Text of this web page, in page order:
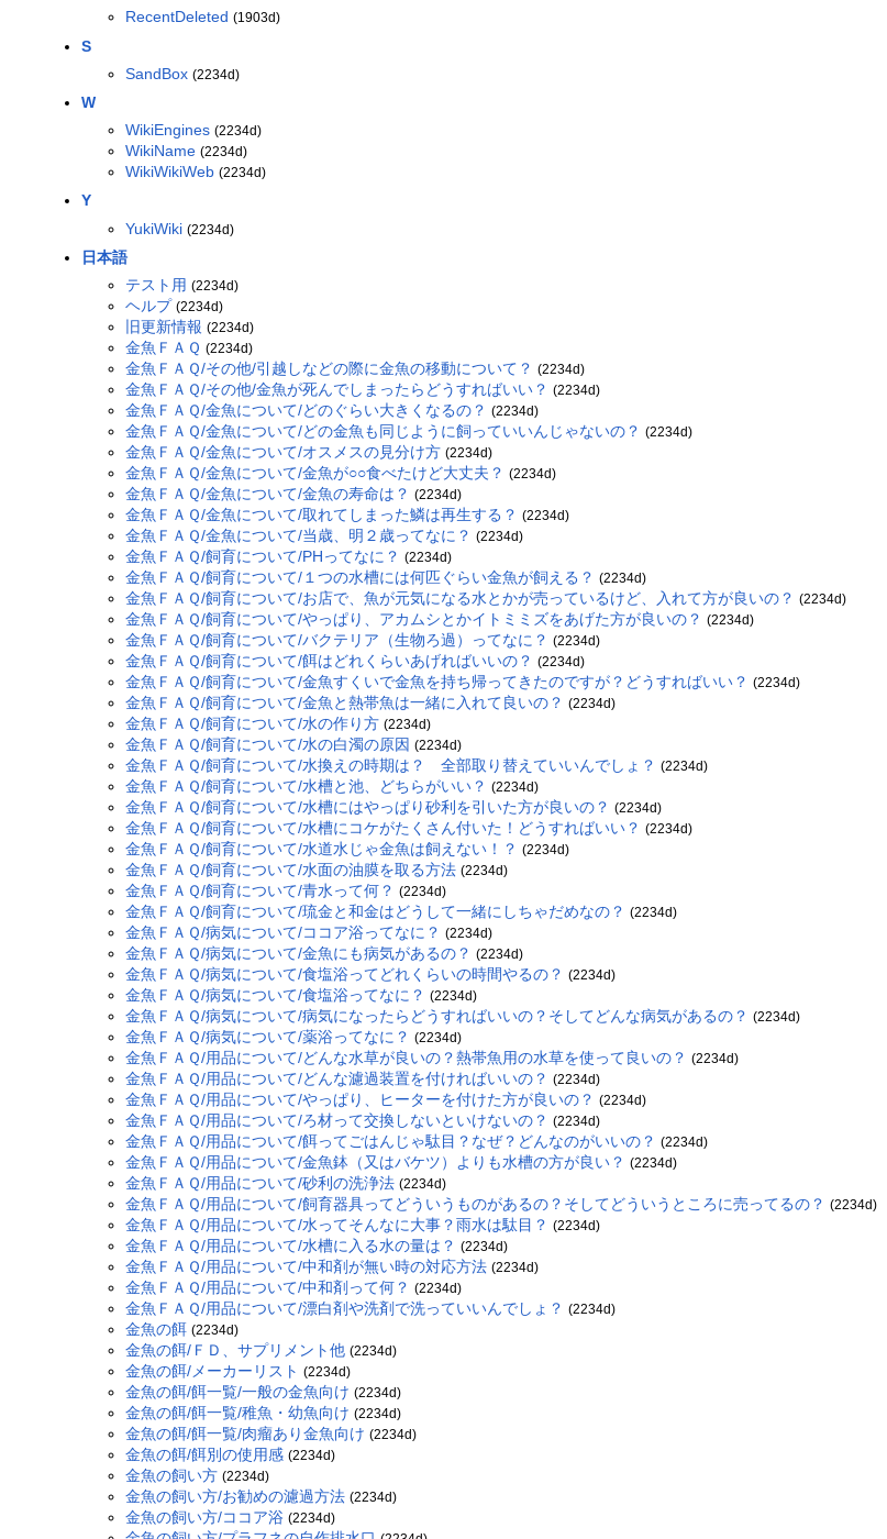
RecentDeleted (1903d)
S
SandBox (2234d)
W
WikiEngines (2234d)
WikiName (2234d)
WikiWikiWeb (2234d)
Y
YukiWiki (2234d)
日本語
テスト用 (2234d)
ヘルプ (2234d)
旧更新情報 (2234d)
金魚ＦＡＱ (2234d)
金魚ＦＡＱ/その他/引越しなどの際に金魚の移動について？ (2234d)
金魚ＦＡＱ/その他/金魚が死んでしまったらどうすればいい？ (2234d)
金魚ＦＡＱ/金魚について/どのぐらい大きくなるの？ (2234d)
金魚ＦＡＱ/金魚について/どの金魚も同じように飼っていいんじゃないの？ (2234d)
金魚ＦＡＱ/金魚について/オスメスの見分け方 (2234d)
金魚ＦＡＱ/金魚について/金魚が○○食べたけど大丈夫？ (2234d)
金魚ＦＡＱ/金魚について/金魚の寿命は？ (2234d)
金魚ＦＡＱ/金魚について/取れてしまった鱗は再生する？ (2234d)
金魚ＦＡＱ/金魚について/当歳、明２歳ってなに？ (2234d)
金魚ＦＡＱ/飼育について/PHってなに？ (2234d)
金魚ＦＡＱ/飼育について/１つの水槽には何匹ぐらい金魚が飼える？ (2234d)
金魚ＦＡＱ/飼育について/お店で、魚が元気になる水とかが売っているけど、入れて方が良いの？ (2234d)
金魚ＦＡＱ/飼育について/やっぱり、アカムシとかイトミミズをあげた方が良いの？ (2234d)
金魚ＦＡＱ/飼育について/バクテリア（生物ろ過）ってなに？ (2234d)
金魚ＦＡＱ/飼育について/餌はどれくらいあげればいいの？ (2234d)
金魚ＦＡＱ/飼育について/金魚すくいで金魚を持ち帰ってきたのですが？どうすればいい？ (2234d)
金魚ＦＡＱ/飼育について/金魚と熱帯魚は一緒に入れて良いの？ (2234d)
金魚ＦＡＱ/飼育について/水の作り方 (2234d)
金魚ＦＡＱ/飼育について/水の白濁の原因 (2234d)
金魚ＦＡＱ/飼育について/水換えの時期は？ 全部取り替えていいんでしょ？ (2234d)
金魚ＦＡＱ/飼育について/水槽と池、どちらがいい？ (2234d)
金魚ＦＡＱ/飼育について/水槽にはやっぱり砂利を引いた方が良いの？ (2234d)
金魚ＦＡＱ/飼育について/水槽にコケがたくさん付いた！どうすればいい？ (2234d)
金魚ＦＡＱ/飼育について/水道水じゃ金魚は飼えない！？ (2234d)
金魚ＦＡＱ/飼育について/水面の油膜を取る方法 (2234d)
金魚ＦＡＱ/飼育について/青水って何？ (2234d)
金魚ＦＡＱ/飼育について/琉金と和金はどうして一緒にしちゃだめなの？ (2234d)
金魚ＦＡＱ/病気について/ココア浴ってなに？ (2234d)
金魚ＦＡＱ/病気について/金魚にも病気があるの？ (2234d)
金魚ＦＡＱ/病気について/食塩浴ってどれくらいの時間やるの？ (2234d)
金魚ＦＡＱ/病気について/食塩浴ってなに？ (2234d)
金魚ＦＡＱ/病気について/病気になったらどうすればいいの？そしてどんな病気があるの？ (2234d)
金魚ＦＡＱ/病気について/薬浴ってなに？ (2234d)
金魚ＦＡＱ/用品について/どんな水草が良いの？熱帯魚用の水草を使って良いの？ (2234d)
金魚ＦＡＱ/用品について/どんな濾過装置を付ければいいの？ (2234d)
金魚ＦＡＱ/用品について/やっぱり、ヒーターを付けた方が良いの？ (2234d)
金魚ＦＡＱ/用品について/ろ材って交換しないといけないの？ (2234d)
金魚ＦＡＱ/用品について/餌ってごはんじゃ駄目？なぜ？どんなのがいいの？ (2234d)
金魚ＦＡＱ/用品について/金魚鉢（又はバケツ）よりも水槽の方が良い？ (2234d)
金魚ＦＡＱ/用品について/砂利の洗浄法 (2234d)
金魚ＦＡＱ/用品について/飼育器具ってどういうものがあるの？そしてどういうところに売ってるの？ (2234d)
金魚ＦＡＱ/用品について/水ってそんなに大事？雨水は駄目？ (2234d)
金魚ＦＡＱ/用品について/水槽に入る水の量は？ (2234d)
金魚ＦＡＱ/用品について/中和剤が無い時の対応方法 (2234d)
金魚ＦＡＱ/用品について/中和剤って何？ (2234d)
金魚ＦＡＱ/用品について/漂白剤や洗剤で洗っていいんでしょ？ (2234d)
金魚の餌 (2234d)
金魚の餌/ＦＤ、サプリメント他 (2234d)
金魚の餌/メーカーリスト (2234d)
金魚の餌/餌一覧/一般の金魚向け (2234d)
金魚の餌/餌一覧/稚魚・幼魚向け (2234d)
金魚の餌/餌一覧/肉瘤あり金魚向け (2234d)
金魚の餌/餌別の使用感 (2234d)
金魚の飼い方 (2234d)
金魚の飼い方/お勧めの濾過方法 (2234d)
金魚の飼い方/ココア浴 (2234d)